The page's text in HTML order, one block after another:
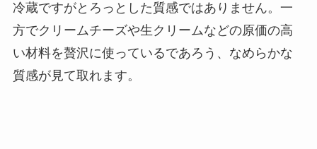
冷蔵ですがとろっとした質感ではありません。一
方でクリームチーズや生クリームなどの原価の高
い材料を贅沢に使っているであろう、なめらかな
質感が見て取れます。